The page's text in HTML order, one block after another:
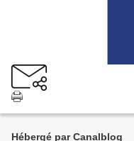
Hébergé par Canalblog